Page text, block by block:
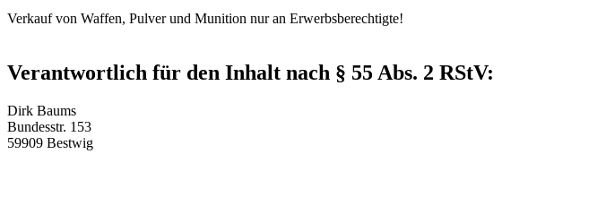
Verkauf von Waffen, Pulver und Munition nur an Erwerbsberechtigte!
Verantwortlich für den Inhalt nach § 55 Abs. 2 RStV:
Dirk Baums
Bundesstr. 153
59909 Bestwig